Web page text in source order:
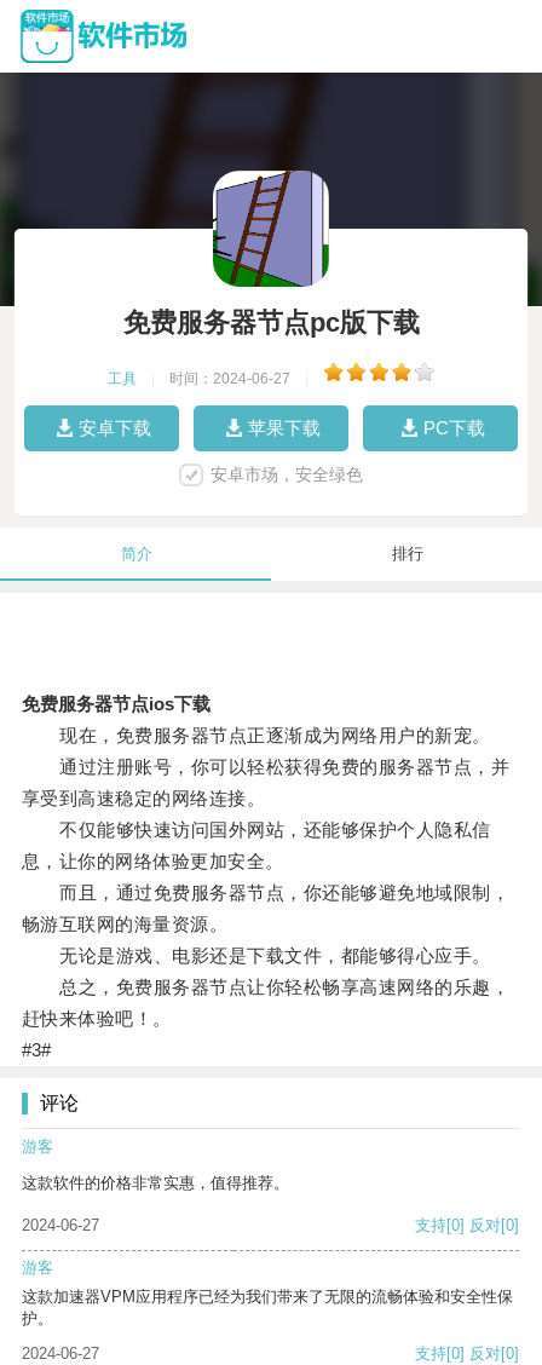
免费服务器节点pc版下载
工具 时间：2024-06-27
安卓下载 苹果下载 PC下载
安卓市场，安全绿色
简介 排行
免费服务器节点ios下载
现在，免费服务器节点正逐渐成为网络用户的新宠。
通过注册账号，你可以轻松获得免费的服务器节点，并
享受到高速稳定的网络连接。
不仅能够快速访问国外网站，还能够保护个人隐私信
息，让你的网络体验更加安全。
而且，通过免费服务器节点，你还能够避免地域限制，
畅游互联网的海量资源。
无论是游戏、电影还是下载文件，都能够得心应手。
总之，免费服务器节点让你轻松畅享高速网络的乐趣，
赶快来体验吧！。
#3#
评论
游客
这款软件的价格非常实惠，值得推荐。
2024-06-27 支持[0] 反对[0]
游客
这款加速器VPM应用程序已经为我们带来了无限的流畅体验和安全性保
护。
2024-06-27
支持[0] 反对[0]